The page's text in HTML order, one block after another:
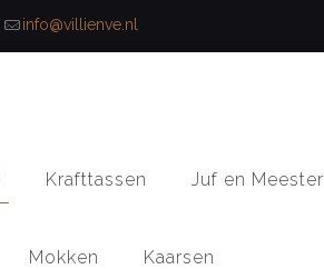
info@villienve.nl
Krafttassen Juf en Meester
Mokken Kaarsen